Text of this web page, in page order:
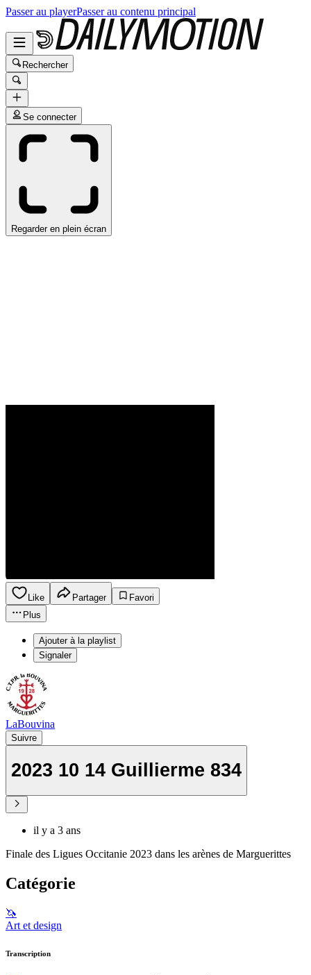
Passer au playerPasser au contenu principal
Rechercher
Se connecter
Regarder en plein écran
Like Partager
Favori
Plus
Ajouter à la playlist
Signaler
LaBouvina
Suivre
2023 10 14 Guillierme 834
il y a 3 ans
Finale des Ligues Occitanie 2023 dans les arènes de Marguerittes
Catégorie
🦄
Art et design
Transcription